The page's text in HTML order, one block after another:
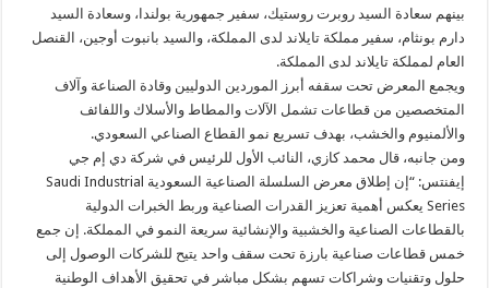
بينهم سعادة السيد روبرت روستيك، سفير جمهورية بولندا، وسعادة السيد
دارم بونثام، سفير مملكة تايلاند لدى المملكة، والسيد بانبوت أوجين، القنصل
العام لمملكة تايلاند لدى المملكة.
ويجمع المعرض تحت سقفه أبرز الموردين الدوليين وقادة الصناعة وآلاف
المتخصصين من قطاعات تشمل الآلات والمطاط والأسلاك واللفائف
والألمنيوم والخشب، بهدف تسريع نمو القطاع الصناعي السعودي.
ومن جانبه، قال محمد كازي، النائب الأول للرئيس في شركة دي إم جي
إيفنتس: “إن إطلاق معرض السلسلة الصناعية السعودية Saudi Industrial
Series يعكس أهمية تعزيز القدرات الصناعية وربط الخبرات الدولية
بالقطاعات الصناعية والخشبية والإنشائية سريعة النمو في المملكة. إن جمع
خمس قطاعات صناعية بارزة تحت سقف واحد يتيح للشركات الوصول إلى
حلول وتقنيات وشراكات تسهم بشكل مباشر في تحقيق الأهداف الوطنية